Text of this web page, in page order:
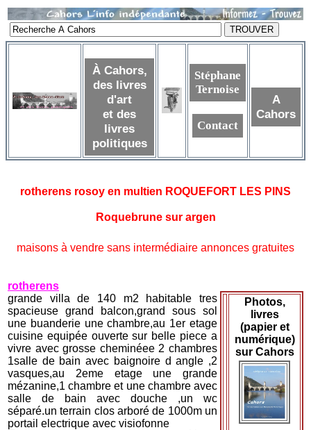
À Cahors,
des livres
d'art
et des
livres
politiques
Stéphane
Ternoise
Contact
A
Cahors
rotherens rosoy en multien ROQUEFORT LES PINS
Roquebrune sur argen
maisons à vendre sans intermédiaire annonces gratuites
rotherens
grande villa de 140 m2 habitable tres
spacieuse grand balcon,grand sous sol
une buanderie une chambre,au 1er etage
cuisine equipée ouverte sur belle piece a
vivre avec grosse cheminéee 2 chambres
1salle de bain avec baignoire d angle ,2
vasques,au 2eme etage une grande
mézanine,1 chambre et une chambre avec
salle de bain avec douche ,un wc
séparé.un terrain clos arboré de 1000m un
portail electrique avec visiofonne
Photos,
livres
(papier et
numérique)
sur Cahors